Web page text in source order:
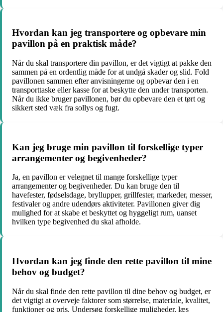
Hvordan kan jeg transportere og opbevare min
pavillon på en praktisk måde?
Når du skal transportere din pavillon, er det vigtigt at pakke den
sammen på en ordentlig måde for at undgå skader og slid. Fold
pavillonen sammen efter anvisningerne og opbevar den i en
transporttaske eller kasse for at beskytte den under transporten.
Når du ikke bruger pavillonen, bør du opbevare den et tørt og
sikkert sted væk fra sollys og fugt.
Kan jeg bruge min pavillon til forskellige typer
arrangementer og begivenheder?
Ja, en pavillon er velegnet til mange forskellige typer
arrangementer og begivenheder. Du kan bruge den til
havefester, fødselsdage, bryllupper, grillfester, markeder, messer,
festivaler og andre udendørs aktiviteter. Pavillonen giver dig
mulighed for at skabe et beskyttet og hyggeligt rum, uanset
hvilken type begivenhed du skal afholde.
Hvordan kan jeg finde den rette pavillon til mine
behov og budget?
Når du skal finde den rette pavillon til dine behov og budget, er
det vigtigt at overveje faktorer som størrelse, materiale, kvalitet,
funktioner og pris. Undersøg forskellige muligheder, læs